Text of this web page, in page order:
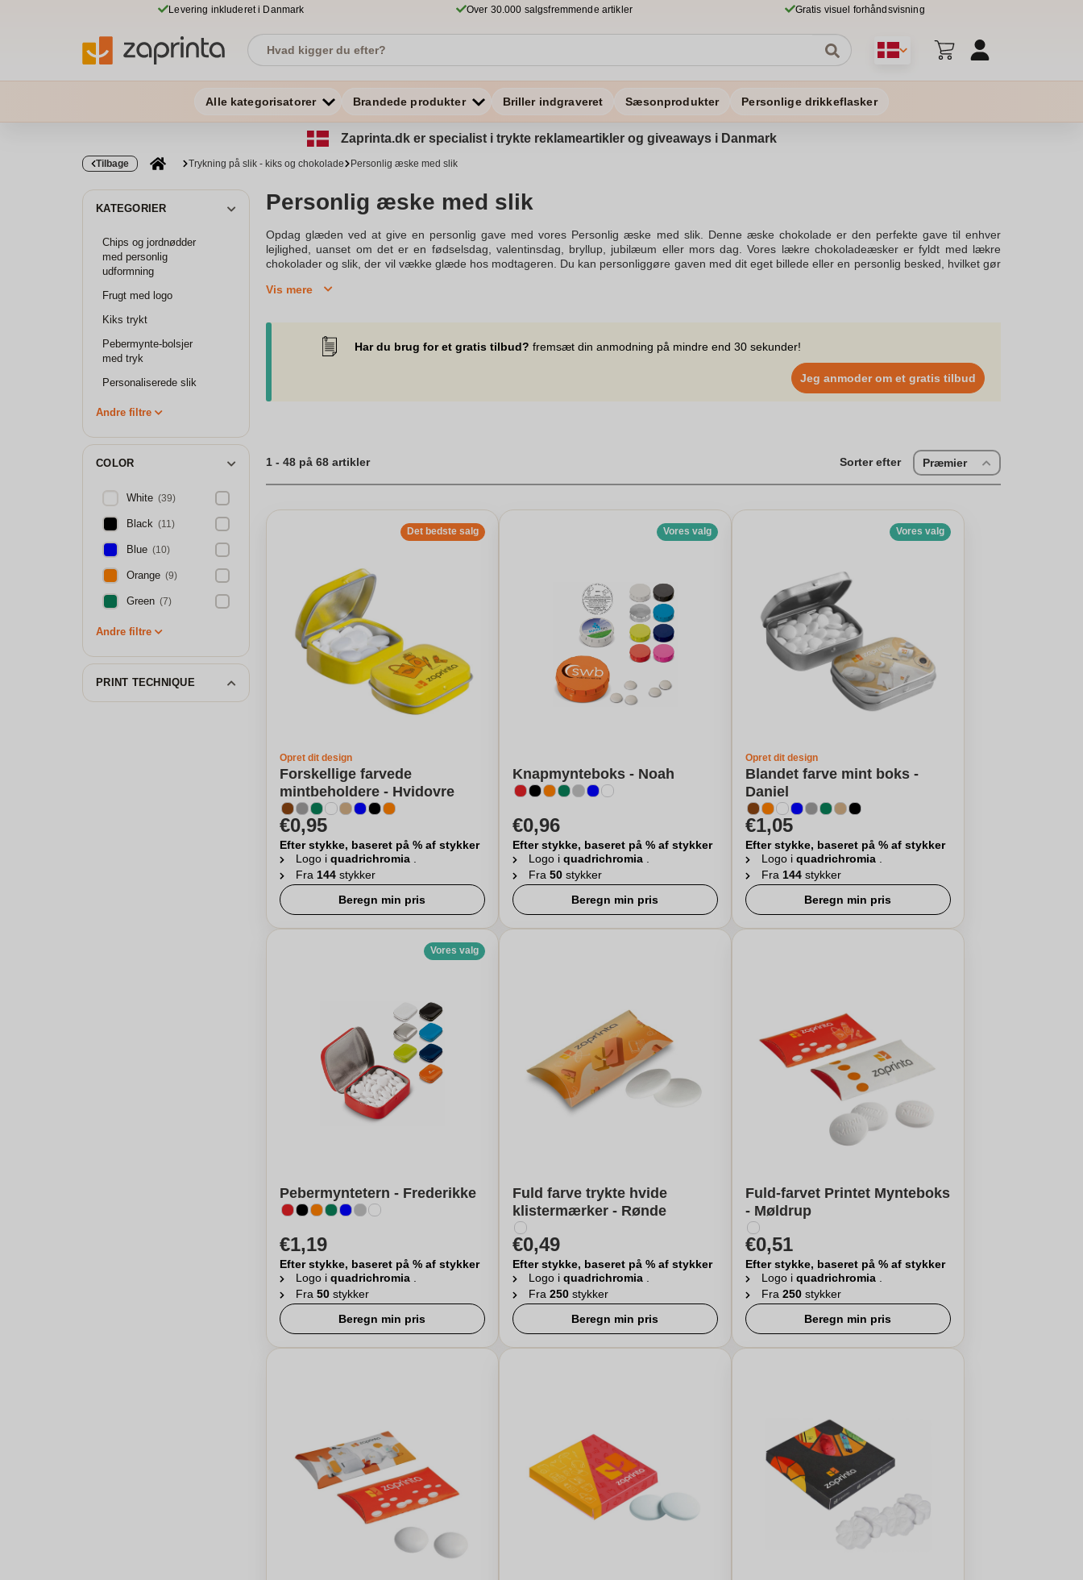
Levering inkluderet i Danmark Over 30.000 salgsfremmende artikler Gratis visuel forhåndsvisning
Alle kategorisatorer Brandede produkter Briller indgraveret Sæsonprodukter Personlige drikkeflasker
Zaprinta.dk er specialist i trykte reklameartikler og giveaways i Danmark
Tilbage Trykning på slik - kiks og chokolade Personlig æske med slik
KATEGORIER
Chips og jordnødder
med personlig
udformning
Frugt med logo
Kiks trykt
Pebermynte-bolsjer
med tryk
Personaliserede slik
Andre filtre
COLOR
White (39)
Black (11)
Blue (10)
Orange (9)
Green (7)
Andre filtre
PRINT TECHNIQUE
Personlig æske med slik
Opdag glæden ved at give en personlig gave med vores Personlig æske med slik. Denne æske chokolade er den perfekte gave til enhver
lejlighed, uanset om det er en fødselsdag, valentinsdag, bryllup, jubilæum eller mors dag. Vores lækre chokoladeæsker er fyldt med lækre
chokolader og slik, der vil vække glæde hos modtageren. Du kan personliggøre gaven med dit eget billede eller en personlig besked, hvilket gør
som et par. Vores elegante designs tilbyder et udvalg af produkter, så du kan vælge den perfekte gaveæske til modtagerens smag. Med vores
familiemedlem og for at tilføje et unikt touch til enhver gaveidé. Vi tilbyder hurtig levering, så sørger vi for at din bestilling bliver sendt samme
dag, hvis du bestiller inden kl e and mail. Overraske et familiemedlem med en personlig chokoladeæske fyldt med slik og fyldt med lækre små
øjeblikke af glæde. Gaveæsker er en fantastisk måde at forkæle enhver, og vores team hjælper gerne med at finde den perfekte løsning, så du
kan personliggøre din gaveæske med slikket, så den matcher modtagerens præferencer. Så du kan være sikker på, at dine gaver vil vække
glæde og jer forhold styrkes med en personlig touch. Vores personlige chokoladeæske med slik er mere end blot en gave – det er en oplevelse,
Vis mere
Har du brug for et gratis tilbud? fremsæt din anmodning på mindre end 30 sekunder!
Jeg anmoder om et gratis tilbud
1 - 48 på 68 artikler Sorter efter Præmier
Det bedste salg
Opret dit design
Forskellige farvede
mintbeholdere - Hvidovre
€0,95
Efter stykke, baseret på % af stykker
Logo i quadrichromia .
Fra 144 stykker
Beregn min pris
Vores valg
Knapmynteboks - Noah
€0,96
Efter stykke, baseret på % af stykker
Logo i quadrichromia .
Fra 50 stykker
Beregn min pris
Vores valg
Opret dit design
Blandet farve mint boks -
Daniel
€1,05
Efter stykke, baseret på % af stykker
Logo i quadrichromia .
Fra 144 stykker
Beregn min pris
Vores valg
Pebermyntetern - Frederikke
€1,19
Efter stykke, baseret på % af stykker
Logo i quadrichromia .
Fra 50 stykker
Beregn min pris
Fuld farve trykte hvide
klistermærker - Rønde
€0,49
Efter stykke, baseret på % af stykker
Logo i quadrichromia .
Fra 250 stykker
Beregn min pris
Fuld-farvet Printet Mynteboks
- Møldrup
€0,51
Efter stykke, baseret på % af stykker
Logo i quadrichromia .
Fra 250 stykker
Beregn min pris